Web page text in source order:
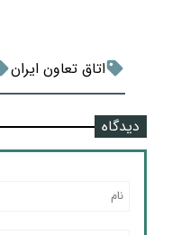
اتاق تعاون ایران
دیدگاه